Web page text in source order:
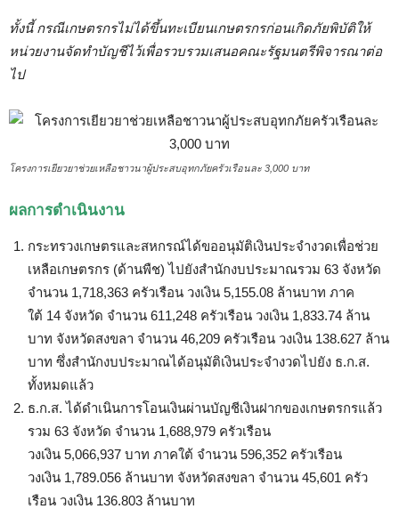
ทั้งนี้ กรณีเกษตรกรไม่ได้ขึ้นทะเบียนเกษตรกรก่อนเกิดภัยพิบัติให้
หน่วยงานจัดทำบัญชีไว้เพื่อรวบรวมเสนอคณะรัฐมนตรีพิจารณาต่อ
ไป
โครงการเยียวยาช่วยเหลือชาวนาผู้ประสบอุทกภัยครัวเรือนละ 3,000 บาท
ผลการดำเนินงาน
กระทรวงเกษตรและสหกรณ์ได้ขออนุมัติเงินประจำงวดเพื่อช่วย
เหลือเกษตรกร (ด้านพืช) ไปยังสำนักงบประมาณรวม 63 จังหวัด
จำนวน 1,718,363 ครัวเรือน วงเงิน 5,155.08 ล้านบาท ภาค
ใต้ 14 จังหวัด จำนวน 611,248 ครัวเรือน วงเงิน 1,833.74 ล้าน
บาท จังหวัดสงขลา จำนวน 46,209 ครัวเรือน วงเงิน 138.627 ล้าน
บาท ซึ่งสำนักงบประมาณได้อนุมัติเงินประจำงวดไปยัง ธ.ก.ส.
ทั้งหมดแล้ว
ธ.ก.ส. ได้ดำเนินการโอนเงินผ่านบัญชีเงินฝากของเกษตรกรแล้ว
รวม 63 จังหวัด จำนวน 1,688,979 ครัวเรือน
วงเงิน 5,066,937 บาท ภาคใต้ จำนวน 596,352 ครัวเรือน
วงเงิน 1,789.056 ล้านบาท จังหวัดสงขลา จำนวน 45,601 ครัว
เรือน วงเงิน 136.803 ล้านบาท